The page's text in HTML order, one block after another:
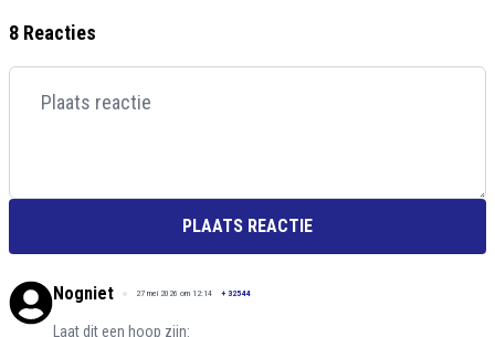
8 Reacties
PLAATS REACTIE
Nogniet 27 mei 2026 om 12:14 + 32544
Laat dit een hoop zijn: